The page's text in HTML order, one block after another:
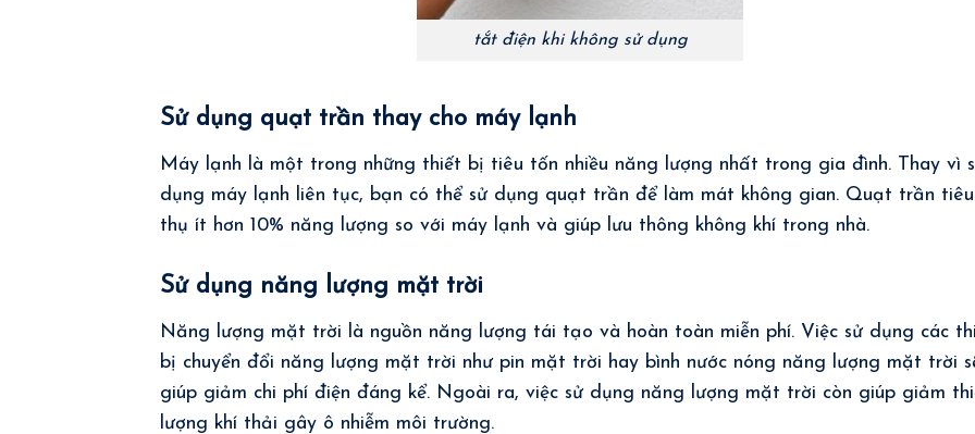
tắt điện khi không sử dụng
Sử dụng quạt trần thay cho máy lạnh
Máy lạnh là một trong những thiết bị tiêu tốn nhiều năng lượng nhất trong gia đình. Thay vì
dụng máy lạnh liên tục, bạn có thể sử dụng quạt trần để làm mát không gian. Quạt trần tiêu
thụ ít hơn 10% năng lượng so với máy lạnh và giúp lưu thông không khí trong nhà.
Sử dụng năng lượng mặt trời
Năng lượng mặt trời là nguồn năng lượng tái tạo và hoàn toàn miễn phí. Việc sử dụng các
bị chuyển đổi năng lượng mặt trời như pin mặt trời hay bình nước nóng năng lượng mặt trời
giúp giảm chi phí điện đáng kể. Ngoài ra, việc sử dụng năng lượng mặt trời còn giúp giảm
lượng khí thải gây ô nhiễm môi trường.